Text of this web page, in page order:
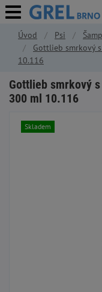
Úvod Psi
Gottlieb smrkový
10.116
Gottlieb smrkový
300 ml 10.116
Skladem